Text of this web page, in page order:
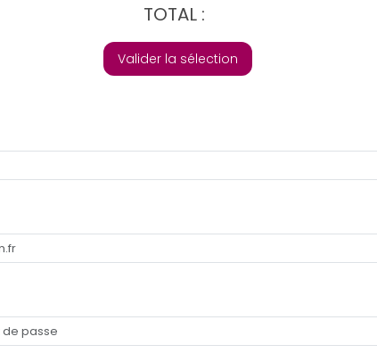
TOTAL :
Valider la sélection